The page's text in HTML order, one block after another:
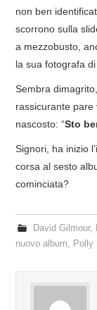
non ben
scorrono sulla
a mezzobusto,
la sua fotografa di
Sembra
rassicurante
nascosto: “Sto
Signori, ha inizio
corsa al sesto
cominciata?
David Gilmour,
nuovo album
Polly